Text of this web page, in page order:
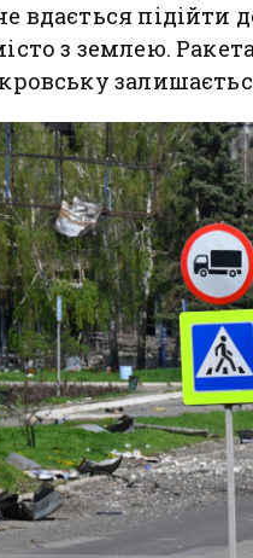
вдається підійти
з землею.